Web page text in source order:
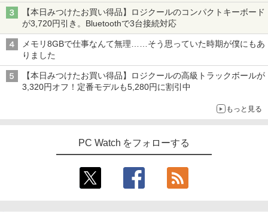
コカ・コーラ やかんの麦茶 from 爽健美茶 ラ
ベルレス 650mlPET×24本
スーパーの裏でヤニ吸うふたり 9巻 (デジタル
版ビッグガンガンコミックス)
￥810
56GB 12.5型フルHD Windows11 MS Of
fice付き 軽量 持ち運び便利 WiFi Blueto
oth Type-C USB3.0 安心保証
￥20,800
【★最大100%ポイント】富士通 LIFEBO
GB/12GB/SSD:128GB/256GB/512GB/1
中古PC 中古ノートパソコン Windows11
【中古】
￥17,600
4
【中古】Dospara◆デスクトップPC/Cor
e i5/16GB/2019年/HB//【パソコン】
hp Z420 Workstation Xeon E5-1660 3.
3GHz 16GB 128GB(SSD)+500GB(HDD)
Quadro K600 DVD+-RW Windows7 Pro
64bit 難有 【中古】【20260325】
【当日発送】I-O DATA アイ・オー・デー
タ 5年保証 3辺フレームレス&広視野角A
インチ相当 PCモニター LCD-A241DB L
CDA241DB 【NE直】
モニター 21.5インチ 黒 白 100Hz ゲーミ
ングモニター【1ms応答 2mmベゼルレ
ス】pcモニター 1920*1080 FHD パソコ
ン モニター VA非光沢 4000:1 HDMI 角度
調整 VESA Freesync スピーカー内蔵 kk
4
転生したら第七王子だったので、気まま
に魔術を極めます（24） 【電子書籍】[
石沢庸介 ]
【3千円以上送料無料】新装版 沈黙の艦
￥22,660
【本日みつけたお買い得品】ロジクールのコンパクトキーボード
が3,720円引き。Bluetoothで3台接続対応
メモリ8GBで仕事なんて無理……そう思っていた時期が僕にもあ
りました
【本日みつけたお買い得品】ロジクールの高級トラックボールが
3,320円オフ！定番モデルも5,280円に割引中
もっと見る
PC Watch をフォローする